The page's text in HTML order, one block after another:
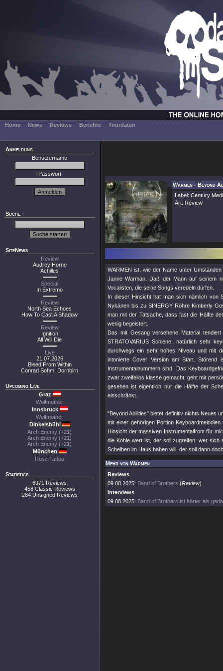
Home News Reviews Berichte Tourdaten
Anmeldung
Benutzername
Passwort
Suche
SiteNews
Review
Audrey Horne
Achilles
Special
In Extremo
Review
North Sea Echoes
How To Cast A Shadow
Review
Ignition
All Will Die
Live
21.07.2026
Bleed From Within
Conrad Sohm, Dornbirn
Upcoming Live
Graz
Wolfmother
Innsbruck
Wolfmother
Dinkelsbühl
Arch Enemy (+21)
Arch Enemy (+21)
Arch Enemy (+21)
München
Rose Tattoo
Statistics
6971 Reviews
458 Classic Reviews
284 Unsigned Reviews
Warmen - Beyond
Label: Century
Art: Review
WARMEN ist, wie der Name unter
Janne Warman. Daß der Mann auf seinem
Vocalisten, die seine Songs veredeln dürfen.
In dieser Hinsicht hat man sich nämlich von
Nykänen bis zu SINERGY Röhre Kimberly
man mit der Tatsache, dass fast die Hälfte
wenig begeistert.
Das mit Gesang versehene Material
STRATOVARIUS Schiene, natürlich sehr
durchwegs ein sehr hohes Niveau und mit
intonierte Cover Version am Start.
Instrumentalnummern sind. Das
zwar zweifellos klasse gemacht, geht mir
gesehen ist eigentlich nur die Hälfte der
einschränkt.
"Beyond Abilities" bietet definitiv nichts Neues
mit einer gehörigen Portion
Hinsicht der massiven Instrumentalfront für
die Kohle wert ist, der soll zugreifen, wer
Scheiben im Haus haben will, der soll dann
Mehr von Warmen
Reviews
09.08.2025: Band of Brothers (Review)
Interviews
09.08.2025: Band of Brothers ist härter als